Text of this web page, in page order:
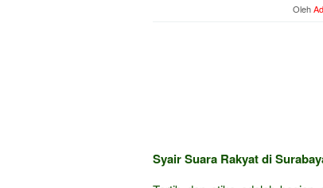
Oleh
Syair Suara Rakyat di